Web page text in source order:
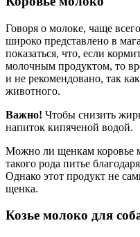
Говоря о молоке, чаще
широко представлено в
показаться, что, если
молочным продуктом, то
и не рекомендовано, так
животного.
Важно! Чтобы снизить
напиток кипяченой водой.
Можно ли щенкам коровье
такого рода питье
Однако этот продукт не
щенка.
Козье молоко для